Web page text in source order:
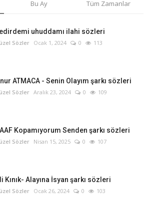
Bu Ay Tüm Zamanlar
uhuddamı ilahi sözleri
Sözler Ocak 1, 2024 0 113
ATMACA - Senin Olayım şarkı sözleri
Sözler Aralık 23, 2024 0 109
Kopamıyorum Senden şarkı sözleri
Sözler Nisan 15, 2025 0 107
Kınık- Alayına İsyan şarkı sözleri
Sözler Ocak 26, 2024 0 103